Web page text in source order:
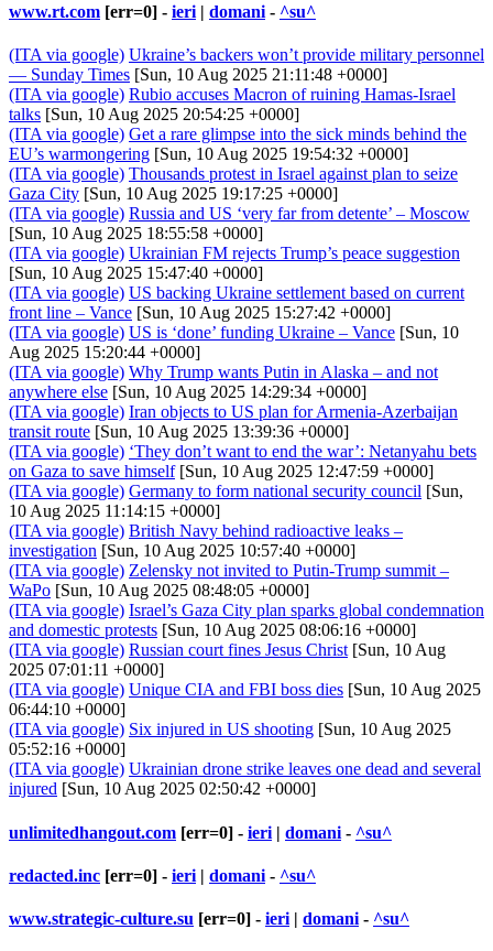
www.rt.com [err=0] - ieri | domani - ^su^
(ITA via google) Ukraine’s backers won’t provide military personnel
— Sunday Times [Sun, 10 Aug 2025 21:11:48 +0000]
(ITA via google) Rubio accuses Macron of ruining Hamas-Israel
talks [Sun, 10 Aug 2025 20:54:25 +0000]
(ITA via google) Get a rare glimpse into the sick minds behind the
EU’s warmongering [Sun, 10 Aug 2025 19:54:32 +0000]
(ITA via google) Thousands protest in Israel against plan to seize
Gaza City [Sun, 10 Aug 2025 19:17:25 +0000]
(ITA via google) Russia and US ‘very far from detente’ – Moscow
[Sun, 10 Aug 2025 18:55:58 +0000]
(ITA via google) Ukrainian FM rejects Trump’s peace suggestion
[Sun, 10 Aug 2025 15:47:40 +0000]
(ITA via google) US backing Ukraine settlement based on current
front line – Vance [Sun, 10 Aug 2025 15:27:42 +0000]
(ITA via google) US is ‘done’ funding Ukraine – Vance [Sun, 10
Aug 2025 15:20:44 +0000]
(ITA via google) Why Trump wants Putin in Alaska – and not
anywhere else [Sun, 10 Aug 2025 14:29:34 +0000]
(ITA via google) Iran objects to US plan for Armenia-Azerbaijan
transit route [Sun, 10 Aug 2025 13:39:36 +0000]
(ITA via google) ‘They don’t want to end the war’: Netanyahu bets
on Gaza to save himself[Sun, 10 Aug 2025 12:47:59 +0000]
(ITA via google) Germany to form national security council [Sun,
10 Aug 2025 11:14:15 +0000]
(ITA via google) British Navy behind radioactive leaks –
investigation [Sun, 10 Aug 2025 10:57:40 +0000]
(ITA via google) Zelensky not invited to Putin-Trump summit –
WaPo [Sun, 10 Aug 2025 08:48:05 +0000]
(ITA via google) Israel’s Gaza City plan sparks global condemnation
and domestic protests [Sun, 10 Aug 2025 08:06:16 +0000]
(ITA via google) Russian court fines Jesus Christ [Sun, 10 Aug
2025 07:01:11 +0000]
(ITA via google) Unique CIA and FBI boss dies [Sun, 10 Aug 2025
06:44:10 +0000]
(ITA via google) Six injured in US shooting [Sun, 10 Aug 2025
05:52:16 +0000]
(ITA via google) Ukrainian drone strike leaves one dead and several
injured [Sun, 10 Aug 2025 02:50:42 +0000]
unlimitedhangout.com [err=0] - ieri | domani - ^su^
redacted.inc [err=0] - ieri | domani - ^su^
www.strategic-culture.su [err=0] - ieri | domani - ^su^